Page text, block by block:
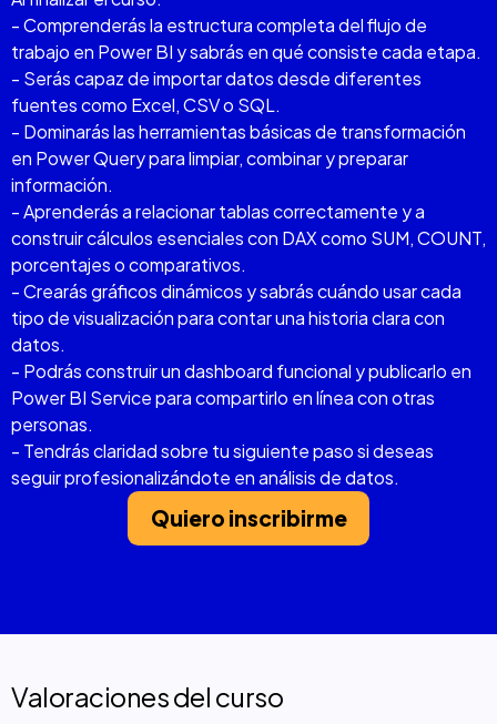
- Comprenderás la estructura completa del flujo de
trabajo en Power BI y sabrás en qué consiste cada etapa.
- Serás capaz de importar datos desde diferentes
fuentes como Excel, CSV o SQL.
- Dominarás las herramientas básicas de transformación
en Power Query para limpiar, combinar y preparar
información.
- Aprenderás a relacionar tablas correctamente y a
construir cálculos esenciales con DAX como SUM, COUNT,
porcentajes o comparativos.
- Crearás gráficos dinámicos y sabrás cuándo usar cada
tipo de visualización para contar una historia clara con
datos.
- Podrás construir un dashboard funcional y publicarlo en
Power BI Service para compartirlo en línea con otras
personas.
- Tendrás claridad sobre tu siguiente paso si deseas
seguir profesionalizándote en análisis de datos.
Quiero inscribirme
Valoraciones del curso